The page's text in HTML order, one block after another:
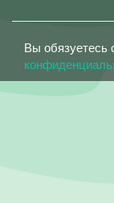
Вы обязуетесь